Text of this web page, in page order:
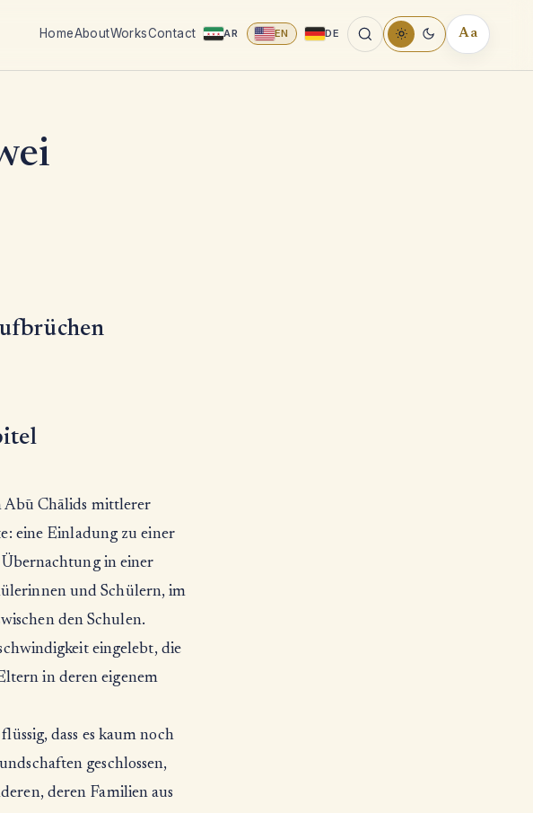
HomeAboutWorksContact AR EN DE AaREADING
TOOLS
Abū Chālids mittlerer
eine Einladung zu einer
in einer
und Schülern, im
den Schulen.
eingelebt, die
in deren eigenem
dass es kaum noch
geschlossen,
deren Familien aus